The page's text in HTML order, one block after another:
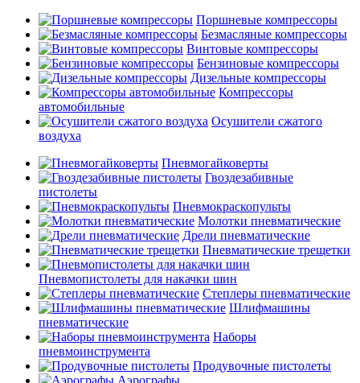
Поршневые компрессоры
Безмасляные компрессоры
Винтовые компрессоры
Бензиновые компрессоры
Дизельные компрессоры
Компрессоры
автомобильные
Осушители сжатого
воздуха
Пневмогайковерты
Гвоздезабивные
пистолеты
Пневмокраскопульты
Молотки пневматические
Дрели пневматические
Пневматические трещетки
Пневмопистолеты для накачки шин
Степлеры пневматические
Шлифмашины
пневматические
Наборы
пневмоинструмента
Продувочные пистолеты
Аэрографы